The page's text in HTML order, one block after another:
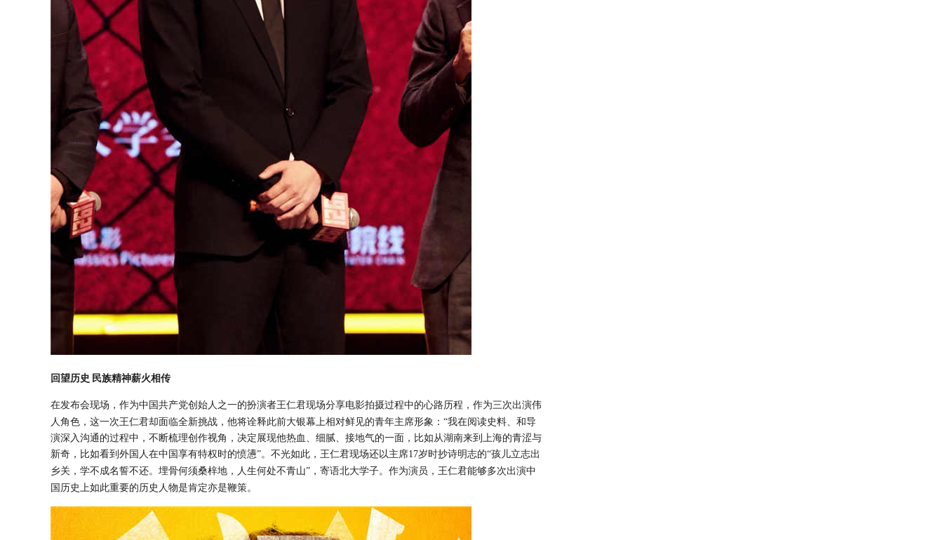
回望历史 民族精神薪火相传
在发布会现场 ， 作为中国共产党创始人之一的扮演者王仁君现场分享电影拍摄过程中的心路历程 ， 作为三次出演伟
人角色，这一次王仁君却面临全新挑战，他将诠释此前大银幕上相对鲜见的青年主席形象： “我在阅读史料、和导
演深入沟通的过程中，不断梳理创作视角，决定展现他热血、细腻、接地气的一面，比如从湖南来到上海的青涩与
新奇，比如看到外国人在中国享有特权时的愤懑”。 不光如此 ， 王仁君现场还以主席17岁时抄诗明志的“孩儿立志出
乡关，学不成名誓不还。埋骨何须桑梓地，人生何处不青山”，寄语北大学子。作为演员 ， 王仁君能够多次出演中
国历史上如此重要的历史人物是肯定亦是鞭策。